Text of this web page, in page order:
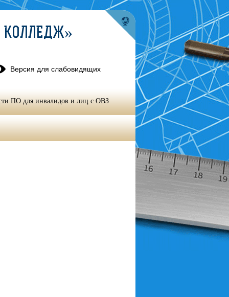
КОЛЛЕДЖ»
Версия для слабовидящих
ПО для инвалидов и лиц с ОВЗ